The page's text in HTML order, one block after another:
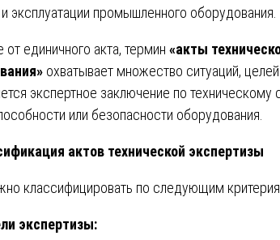
эксплуатации промышленного оборудования.
от единичного акта, термин «акты
охватывает множество ситуаций,
экспертное заключение по техническому
или безопасности оборудования.
актов технической экспертизы
классифицировать по следующим
экспертизы: